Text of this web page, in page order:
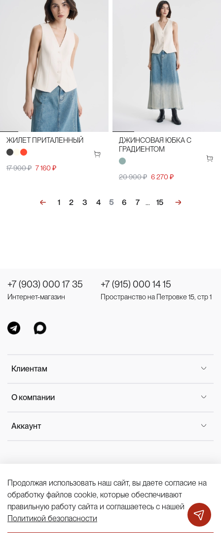
ЖИЛЕТ ПРИТАЛЕННЫЙ
17 900 ₽ 7 160 ₽
ДЖИНСОВАЯ ЮБКА С
ГРАДИЕНТОМ
20 900 ₽ 6 270 ₽
1 2 3 4 5 6 7 … 15
Клиентам
О компании
Аккаунт
+7 (903) 000 17 35
Интернет-магазин
+7 (915) 000 14 15
Пространство на Петровке 15, стр 1
Политика конфиденциальности
Публичная оферта
Cookies
Продолжая использовать наш сайт, вы даете согласие на
обработку файлов cookie, которые обеспечивают
правильную работу сайта и соглашаетесь с нашей
Политикой безопасности